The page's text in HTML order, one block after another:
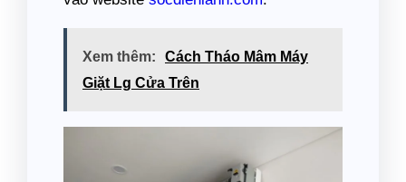
Xem thêm:
Cách Tháo Mâm Máy
Giặt Lg Cửa Trên